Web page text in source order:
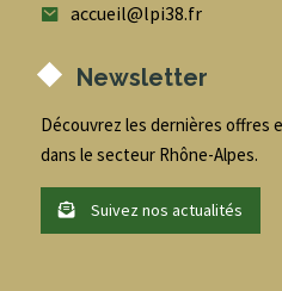
accueil@lpi38.fr
Newsletter
Découvrez les dernières offres
dans le secteur Rhône-Alpes.
Suivez nos actualités